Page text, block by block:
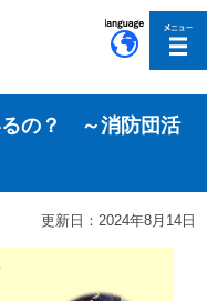
るの？ ～消防団活
更新日：2024年8月14日